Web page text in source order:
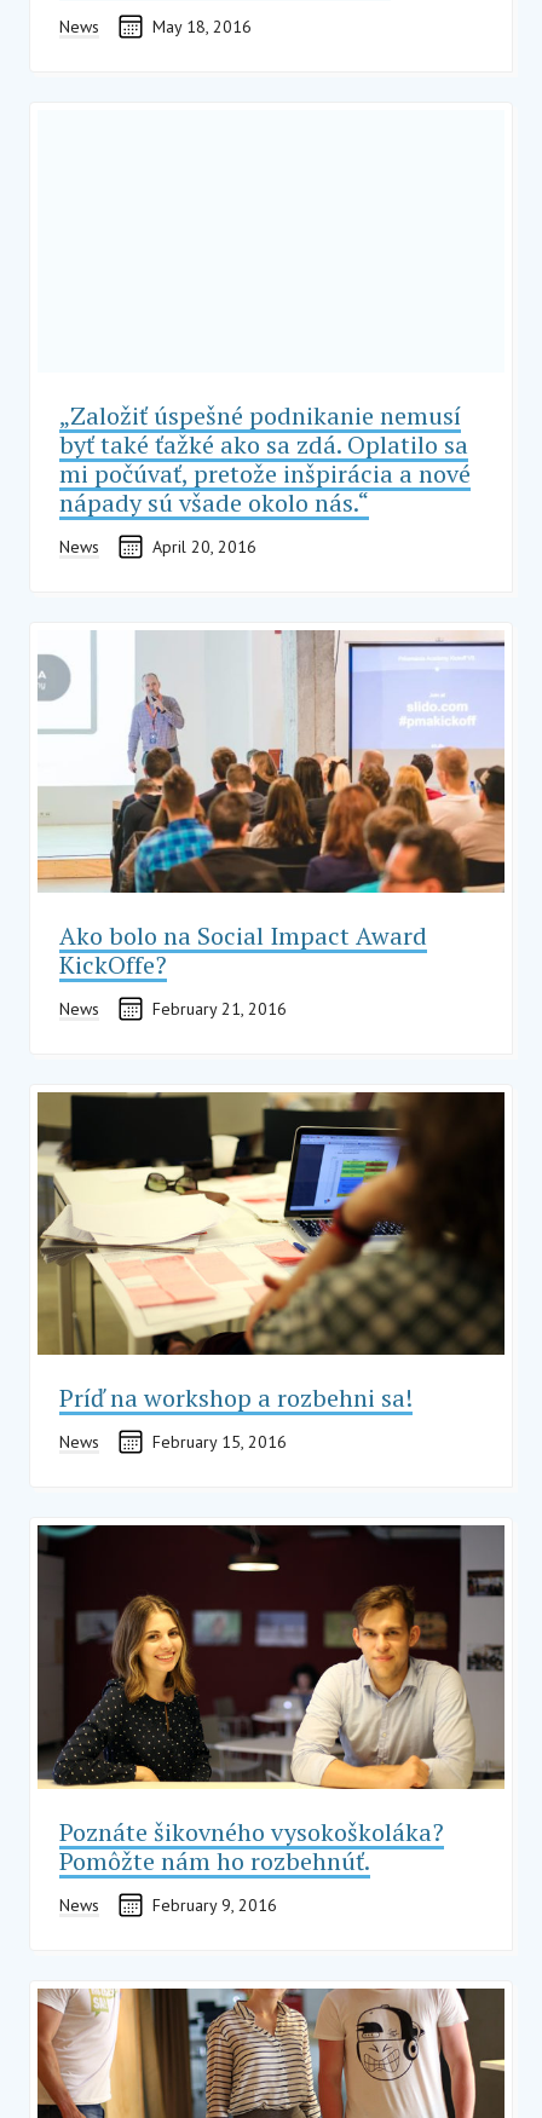
News May 18, 2016
„Založiť úspešné podnikanie nemusí
byť také ťažké ako sa zdá. Oplatilo sa
mi počúvať, pretože inšpirácia a nové
nápady sú všade okolo nás.“
News April 20, 2016
Ako bolo na Social Impact Award
KickOffe?
News February 21, 2016
Príď na workshop a rozbehni sa!
News February 15, 2016
Poznáte šikovného vysokoškoláka?
Pomôžte nám ho rozbehnúť.
News February 9, 2016